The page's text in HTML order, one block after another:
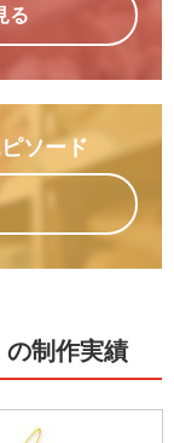
る
ピソード
制作実績